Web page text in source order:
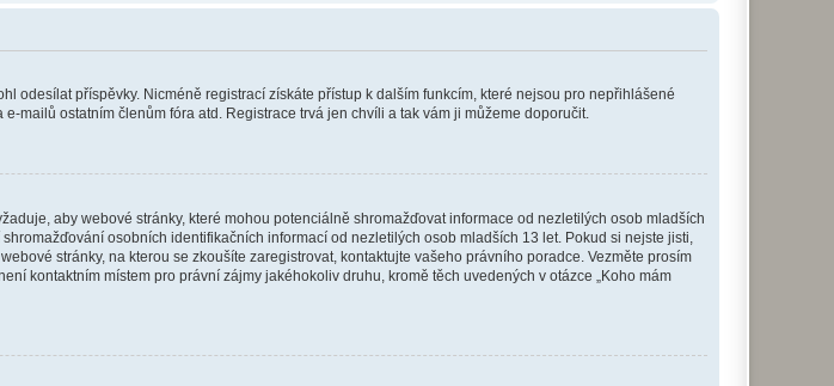
odesílat příspěvky. Nicméně registrací získáte přístup k dalším funkcím, které nejsou pro nepřihlášené
ostatním členům fóra atd. Registrace trvá jen chvíli a tak vám ji můžeme doporučit.
aby webové stránky, které mohou potenciálně shromažďovat informace od nezletilých osob mladších
osobních identifikačních informací od nezletilých osob mladších 13 let. Pokud si nejste jisti,
stránky, na kterou se zkoušíte zaregistrovat, kontaktujte vašeho právního poradce. Vezměte prosím
kontaktním místem pro právní zájmy jakéhokoliv druhu, kromě těch uvedených v otázce „Koho mám